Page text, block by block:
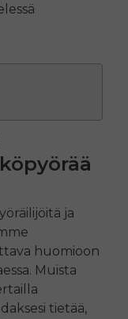
ja
huomioon
Muista
tietää,